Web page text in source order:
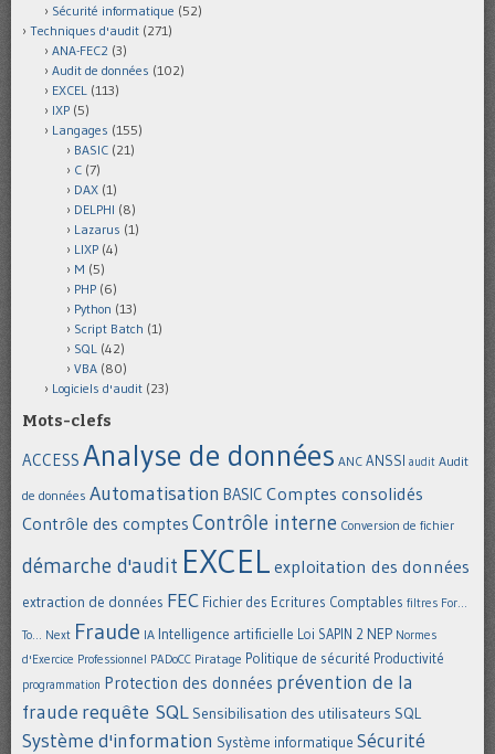
Sécurité informatique (52)
Techniques d'audit (271)
ANA-FEC2 (3)
Audit de données (102)
EXCEL (113)
IXP (5)
Langages (155)
BASIC (21)
C (7)
DAX (1)
DELPHI (8)
Lazarus (1)
LIXP (4)
M (5)
PHP (6)
Python (13)
Script Batch (1)
SQL (42)
VBA (80)
Logiciels d'audit (23)
Mots-clefs
ACCESS Analyse de données ANC ANSSI audit Audit
de données Automatisation BASIC Comptes consolidés
Contrôle des comptes Contrôle interne Conversion de fichier
démarche d'audit EXCEL exploitation des données
extraction de données FEC Fichier des Ecritures Comptables filtres For...
To... Next Fraude IA Intelligence artificielle Loi SAPIN 2 NEP Normes
d'Exercice Professionnel PADoCC Piratage Politique de sécurité Productivité
programmation Protection des données prévention de la
fraude requête SQL Sensibilisation des utilisateurs SQL
Système d'information Système informatique Sécurité